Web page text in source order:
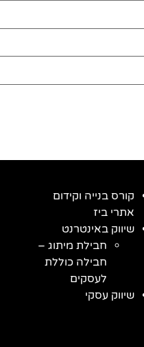
קורס בנייה וקידום
אתרי ביז
שיווק באינטרנט
חבילת מיתוג –
חבילה כוללת
לעסקים
שיווק עסקי